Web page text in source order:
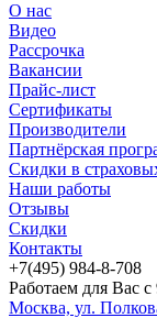
О нас
Видео
Рассрочка
Вакансии
Прайс-лист
Сертификаты
Производители
Партнёрская
Скидки в
Наши работы
Отзывы
Скидки
Контакты
+7(495) 984-8-708
Работаем для Вас
Москва, ул.